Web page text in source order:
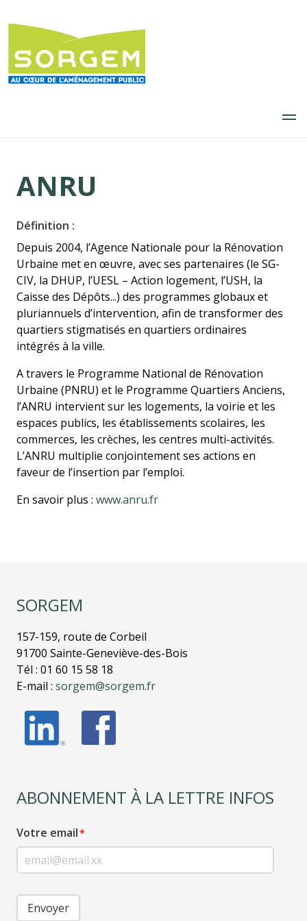
au
principal
ANRU
Définition :
Depuis 2004, l’Agence Nationale pour la Rénovation
Urbaine met en œuvre, avec ses partenaires (le SG-
CIV, la DHUP, l’UESL – Action logement, l’USH, la
Caisse des Dépôts...) des programmes globaux et
pluriannuels d’intervention, afin de transformer des
quartiers stigmatisés en quartiers ordinaires
intégrés à la ville.
A travers le Programme National de Rénovation
Urbaine (PNRU) et le Programme Quartiers Anciens,
l’ANRU intervient sur les logements, la voirie et les
espaces publics, les établissements scolaires, les
commerces, les crèches, les centres multi-activités.
L’ANRU multiplie conjointement ses actions en
faveur de l’insertion par l’emploi.
En savoir plus : www.anru.fr
SORGEM
157-159, route de Corbeil
91700 Sainte-Geneviève-des-Bois
Tél : 01 60 15 58 18
E-mail : sorgem@sorgem.fr
ABONNEMENT À LA LETTRE INFOS
Votre email
Envoyer